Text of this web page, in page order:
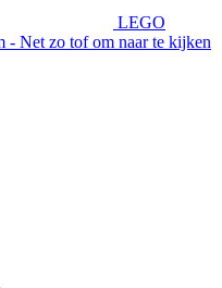
LEGO
- Net zo tof om naar te kijken